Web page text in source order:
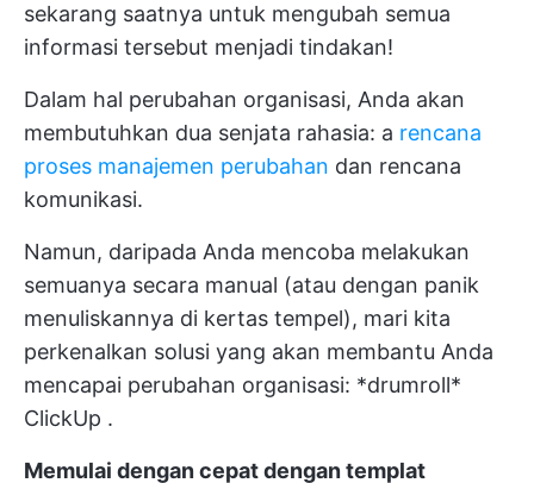
sekarang saatnya untuk mengubah semua
informasi tersebut menjadi tindakan!
Dalam hal perubahan organisasi, Anda akan
membutuhkan dua senjata rahasia: a rencana
proses manajemen perubahan dan rencana
komunikasi.
Namun, daripada Anda mencoba melakukan
semuanya secara manual (atau dengan panik
menuliskannya di kertas tempel), mari kita
perkenalkan solusi yang akan membantu Anda
mencapai perubahan organisasi: *drumroll*
ClickUp .
Memulai dengan cepat dengan templat